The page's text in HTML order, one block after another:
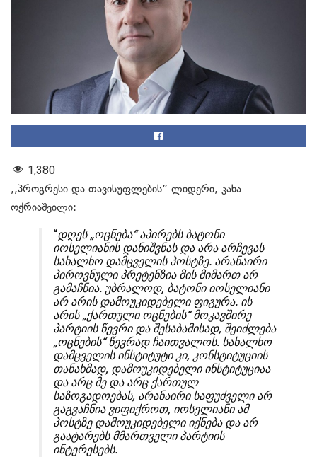
1,380
,,პროგრესი და თავისუფლების” ლიდერი, კახა
ოქრიაშვილი:
“დღეს „ოცნება“ აპირებს ბატონი
იოსელიანის დანიშვნას და არა არჩევას
სახალხო დამცველის პოსტზე. არანაირი
პიროვნული პრეტენზია მის მიმართ არ
გამაჩნია. უბრალოდ, ბატონი იოსელიანი
არ არის დამოუკიდებელი ფიგურა. ის
არის „ქართული ოცნების“ მოკავშირე
პარტიის წევრი და შესაბამისად, შეიძლება
„ოცნების“ წევრად ჩაითვალოს. სახალხო
დამცველის ინსტიტუტი კი, კონსტიტუციის
თანახმად, დამოუკიდებელი ინსტიტუციაა
და არც მე და არც ქართულ
საზოგადოებას, არანაირი საფუძველი არ
გაგვაჩნია ვიფიქროთ, იოსელიანი ამ
პოსტზე დამოუკიდებელი იქნება და არ
გაატარებს მმართველი პარტიის
ინტერესებს.